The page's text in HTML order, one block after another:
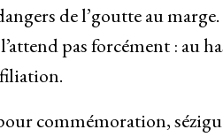
de l’goutte au
pas forcément : au
commémoration,